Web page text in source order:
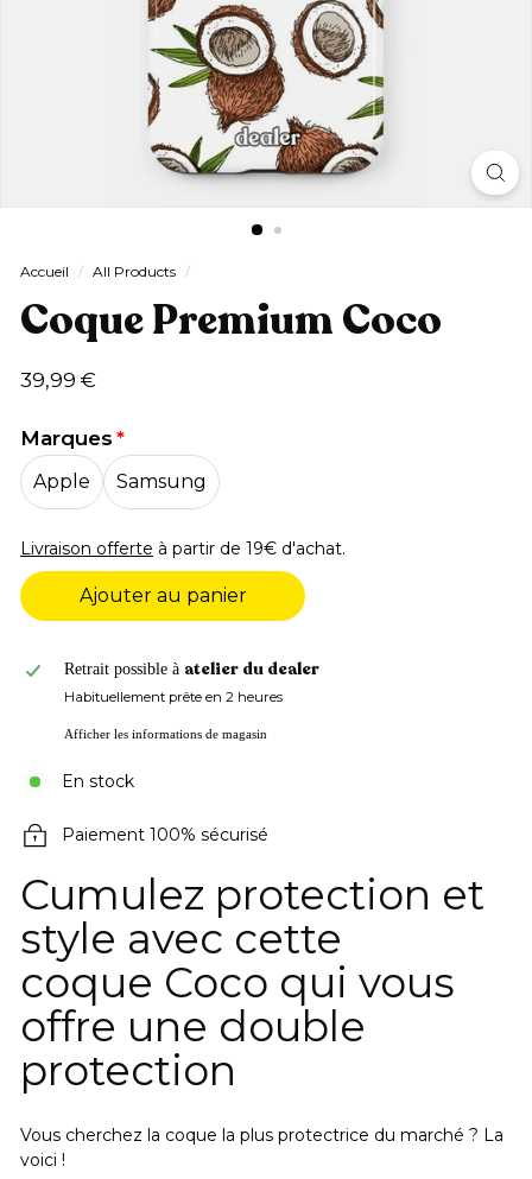
Accueil / All Products /
Coque Premium Coco
Prix
39,99 €39,99
Marques
Apple Samsung
Livraison offerte à partir de 19€ d'achat.
Ajouter au panier
Retrait possible à atelier du dealer
Habituellement prête en 2 heures
Afficher les informations de magasin
En stock
Paiement 100% sécurisé
Cumulez protection et
style avec cette
coque Coco qui vous
offre une double
protection
Vous cherchez la coque la plus protectrice du marché ? La
voici !